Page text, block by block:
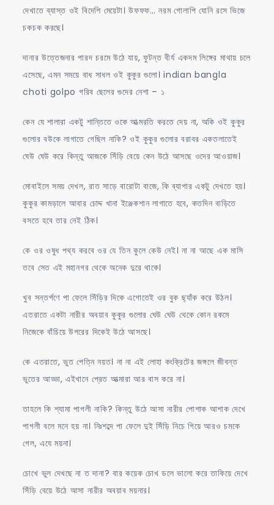
দেখাতে ব্যাস্ত ওই বিদেশি মেয়েটা। উফফফ… নরম গোলাপি যোনি রসে ভিজে
চকচক করছে।
দানার উত্তেজনার পারদ চরমে উঠে যায়, ফুটন্ত বীর্য একদম লিঙ্গের মাথায় চলে
এসেছে, এমন সময়ে বাধ সাধল ওই কুকুর গুলো। indian bangla
choti golpo গরিব ছেলের গুদের নেশা – ১
কেন যে শালারা একটু শান্তিতে ওকে আত্মরতি করতে দেয় না, অকি ওই কুকুর
গুলোর বউকে লাগাতে গেছিল নাকি? ওই কুকুর গুলোর বরাবর একতলাতেই
ঘেউ ঘেউ করে কিন্তু আজকে সিঁড়ি বেয়ে কেন উঠে আসছে ওদের আওয়াজ।
মোবাইলে সময় দেখল, রাত সাড়ে বারোটা বাজে, কি ব্যাপার একটু দেখতে হয়।
কুকুর কামড়ালে আবার চোদ্দ খানা ইঞ্জেকশান লাগাতে হবে, কতদিন বাড়িতে
বসতে হবে তার নেই ঠিক।
কে ওর ওষুধ পথ্য করবে ওর যে তিন কুলে কেউ নেই। না না আছে এক মাসি
তবে সেত এই মহানগর থেকে অনেক দুরে থাকে।
খুব সন্তর্পণে পা ফেলে সিঁড়ির দিকে এগোতেই ওর বুক ছ্যাঁক করে উঠল।
এতরাতে একটা নারীর অবয়াব কুকুর গুলোর ঘেউ ঘেউ থেকে কোন রকমে
নিজেকে বাঁচিয়ে উপরের দিকেই উঠে আসছে।
কে এতরাতে, ভুত পেত্নি নয়ত। না না এই লোহা কংক্রিটের জঙ্গলে জীবন্ত
ভুতের আড্ডা, এইখানে প্রেত আত্মারা আর বাস করে না।
তাহলে কি শ্যামা পাগলী নাকি? কিন্তু উঠে আসা নারীর পোশাক আশাক দেখে
পাগলী বলে মনে হয় না। নিঃশব্দে পা ফেলে দুই সিঁড়ি নিচে গিয়ে আরও চমকে
গেল, এযে ময়না।
চোখে ভুল দেখছে না ত দানা? বার কয়েক চোখ ডলে ভালো করে তাকিয়ে দেখে
সিঁড়ি বেয়ে উঠে আসা নারীর অবয়াব ময়নার।